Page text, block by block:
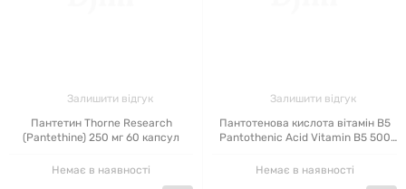
Залишити відгук
Пантетин Thorne Research
(Pantethine) 250 мг 60 капсул
Немає в наявності
Залишити відгук
Пантотенова кислота вітамін B5
Pantothenic Acid Vitamin B5 500
Немає в наявності